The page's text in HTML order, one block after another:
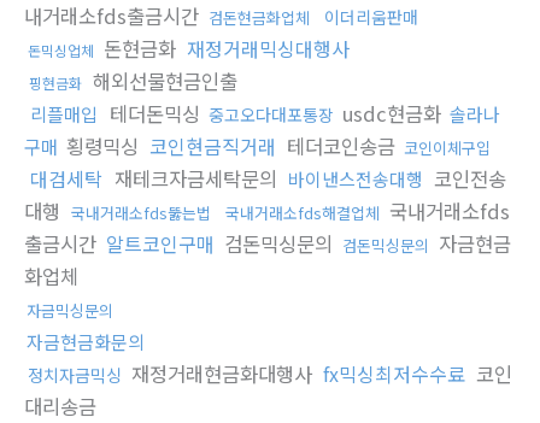
내거래소fds출금시간 검돈현금화업체 이더리움판매
돈믹싱업체 돈현금화 재정거래믹싱대행사
핑현금화 해외선물현금인출
리플매입 테더돈믹싱 중고오다대포통장 usdc현금화 솔라나
구매 횡령믹싱 코인현금직거래 테더코인송금 코인이체구입
대검세탁 재테크자금세탁문의 바이낸스전송대행 코인전송
대행 국내거래소fds뚫는법 국내거래소fds해결업체 국내거래소fds
출금시간 알트코인구매 검돈믹싱문의 검돈믹싱문의 자금현금
화업체
자금믹싱문의
자금현금화문의
정치자금믹싱 재정거래현금화대행사 fx믹싱최저수수료 코인
대리송금